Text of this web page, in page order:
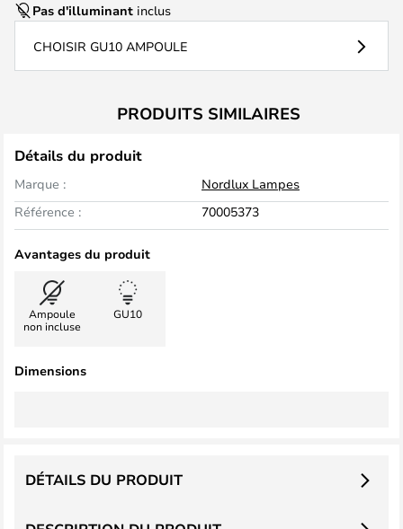
Pas d'illuminant inclus
CHOISIR GU10 AMPOULE
PRODUITS SIMILAIRES
Détails du produit
Marque :
Nordlux Lampes
Référence :
70005373
Avantages du produit
Ampoule
non incluse
GU10
Dimensions
DÉTAILS DU PRODUIT